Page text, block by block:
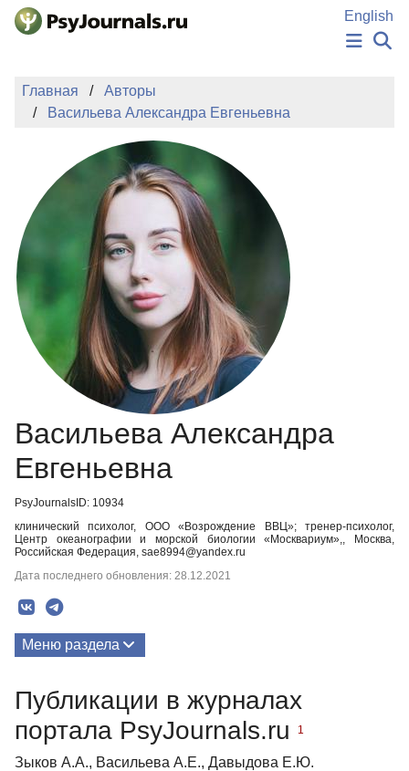
Перейти к основному содержанию
English
ИЗДАНИЯ
АВТОРЫ
ПОДАТЬ РУКОПИСЬ
БАЗА ЗНАНИЙ
КЛЮЧЕВЫЕ СЛОВА
Регистрация
Главная
Авторы
Васильева Александра Евгеньевна
Васильева Александра
Евгеньевна
PsyJournalsID: 10934
клинический психолог, ООО «Возрождение ВВЦ»; тренер-психолог,
Центр океанографии и морской биологии «Москвариум»,, Москва,
Российская Федерация, sae8994@yandex.ru
Дата последнего обновления: 28.12.2021
Меню раздела
Публикации в журналах
портала PsyJournals.ru
1
Зыков А.А., Васильева А.Е., Давыдова Е.Ю.